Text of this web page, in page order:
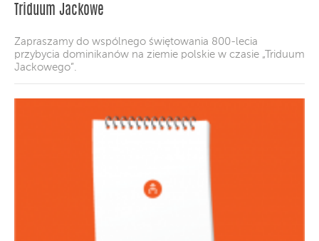
Triduum Jackowe
Zapraszamy do wspólnego świętowania 800-lecia
przybycia dominikanów na ziemie polskie w czasie „Triduum
Jackowego”.